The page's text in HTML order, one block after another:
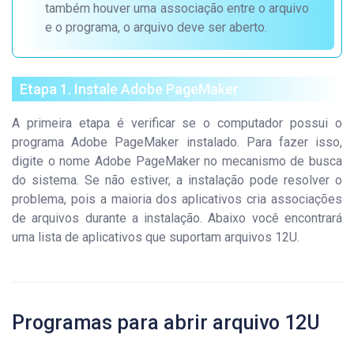
também houver uma associação entre o arquivo
e o programa, o arquivo deve ser aberto.
Etapa 1. Instale Adobe PageMaker
A primeira etapa é verificar se o computador possui o
programa Adobe PageMaker instalado. Para fazer isso,
digite o nome Adobe PageMaker no mecanismo de busca
do sistema. Se não estiver, a instalação pode resolver o
problema, pois a maioria dos aplicativos cria associações
de arquivos durante a instalação. Abaixo você encontrará
uma lista de aplicativos que suportam arquivos 12U.
Programas para abrir arquivo 12U